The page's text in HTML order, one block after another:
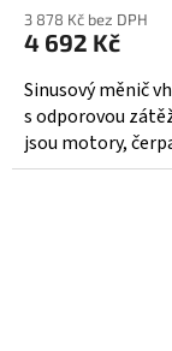
3 878 Kč bez DPH
4 692 Kč
Sinusový měnič
s odporovou
jsou motory,